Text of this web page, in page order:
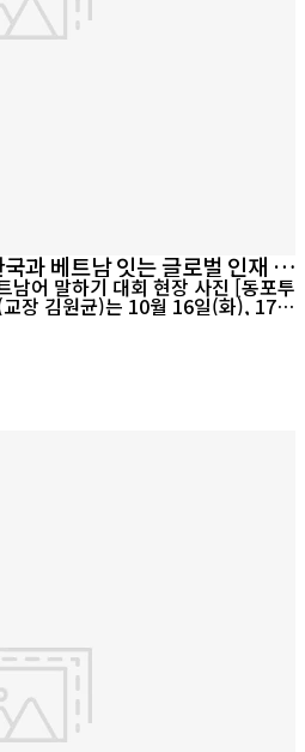
과 베트남 잇는 글로벌 인재 육
장 김원균)는 10월 16일(화), 17일
으로 베트남어 말하기 대회를 개최
을 두고 있는 ‘언어품’ 교육과정 내
. 본 대회는 학생들이
히는 기회를 가지고 베트남어 실력